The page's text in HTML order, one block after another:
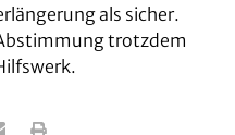
als sicher.
trotzdem